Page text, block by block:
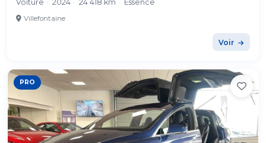
Voiture · 2024 · 24 418 km · Essence
Villefontaine
Voir
PRO